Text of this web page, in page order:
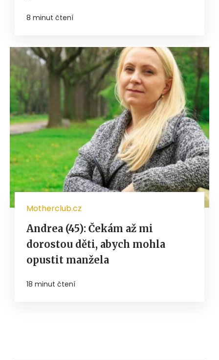
8 minut čtení
Motherclub.cz
Andrea (45): Čekám až mi
dorostou děti, abych mohla
opustit manžela
18 minut čtení